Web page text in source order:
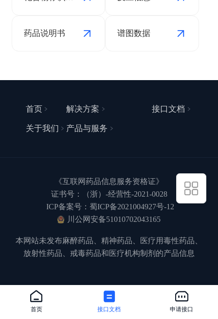
药品说明书 谱图数据
首页 解决方案 接口文档
关于我们 产品与服务
《互联网药品信息服务资格证》
证书号：（浙）-经营性-2021-0028
ICP备案号：蜀ICP备2021004927号-12
川公网安备51010702043165
本网站未发布麻醉药品、精神药品、医疗用毒性药品、
放射性药品、戒毒药品和医疗机构制剂的产品信息
首页 接口文档 申请接口